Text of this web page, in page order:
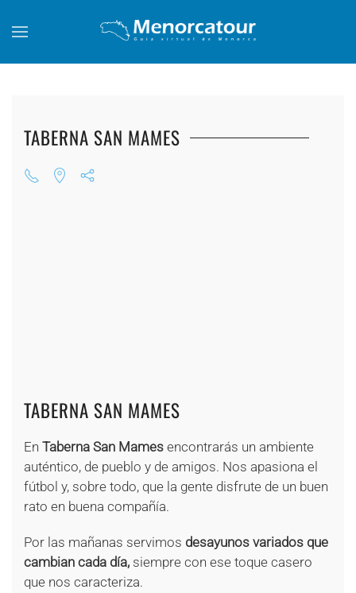
Skip to main content
TABERNA SAN MAMES
TABERNA SAN MAMES
En Taberna San Mames encontrarás un ambiente
auténtico, de pueblo y de amigos. Nos apasiona el
fútbol y, sobre todo, que la gente disfrute de un buen
rato en buena compañía.
Por las mañanas servimos desayunos variados que
cambian cada día, siempre con ese toque casero
que nos caracteriza.